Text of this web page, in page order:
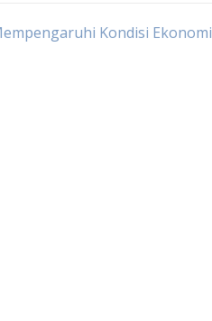
Kondisi Ekonomi